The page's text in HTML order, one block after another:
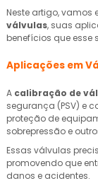
Neste artigo,
válvulas, suas
benefícios que esse
Aplicações em
A calibração de
segurança (PSV) e
proteção de
sobrepressão e
Essas válvulas
promovendo que
danos e acidentes.